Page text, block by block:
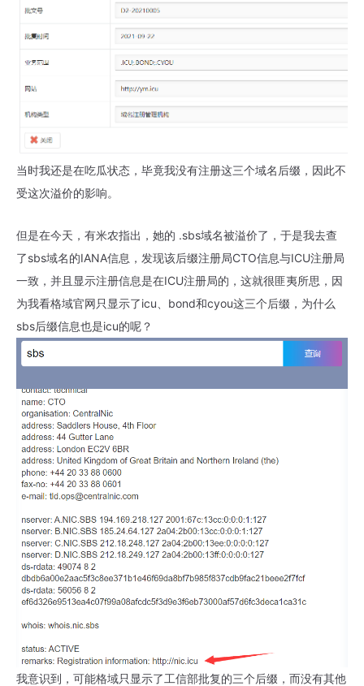
当时我还是在吃瓜状态，毕竟我没有注册这三个域名后缀，因此不
受这次溢价的影响。
但是在今天，有米农指出，她的 .sbs域名被溢价了，于是我去查
了sbs域名的IANA信息，发现该后缀注册局CTO信息与ICU注册局
一致，并且显示注册信息是在ICU注册局的，这就很匪夷所思，因
为我看格域官网只显示了icu、bond和cyou这三个后缀，为什么
sbs后缀信息也是icu的呢？
我意识到，可能格域只显示了工信部批复的三个后缀，而没有其他